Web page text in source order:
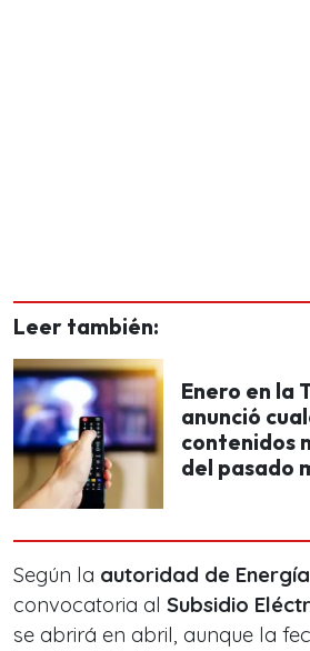
Leer también:
Enero en la
anunció
contenidos
del pasado
Según la autoridad de Energía
convocatoria al Subsidio
se abrirá en abril, aunque la